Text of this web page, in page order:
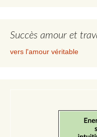
Succès amour et
vers l'amour véritable